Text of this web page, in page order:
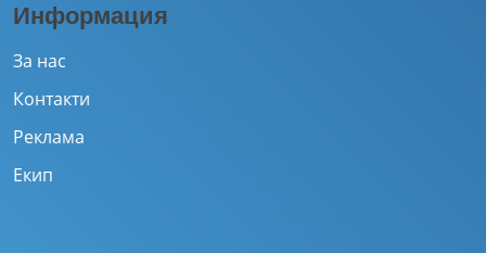
Информация
За нас
Контакти
Реклама
Екип